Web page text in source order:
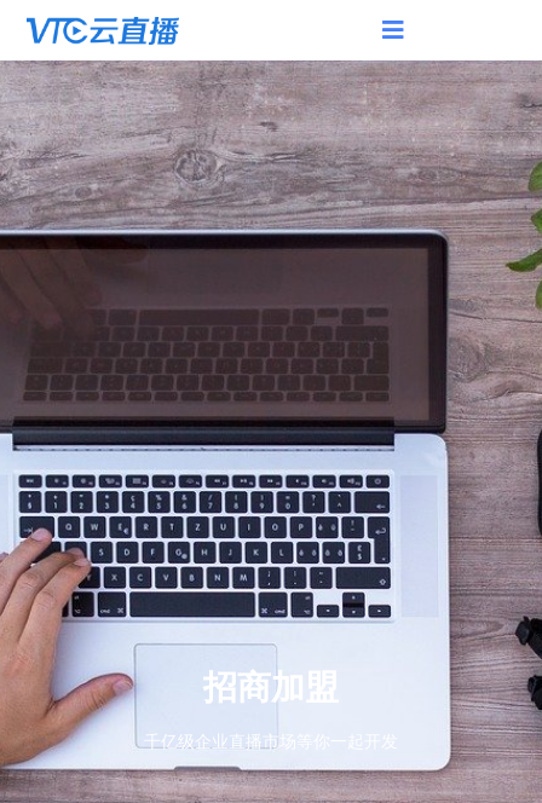
招商加盟
千亿级企业直播市场等你一起开发